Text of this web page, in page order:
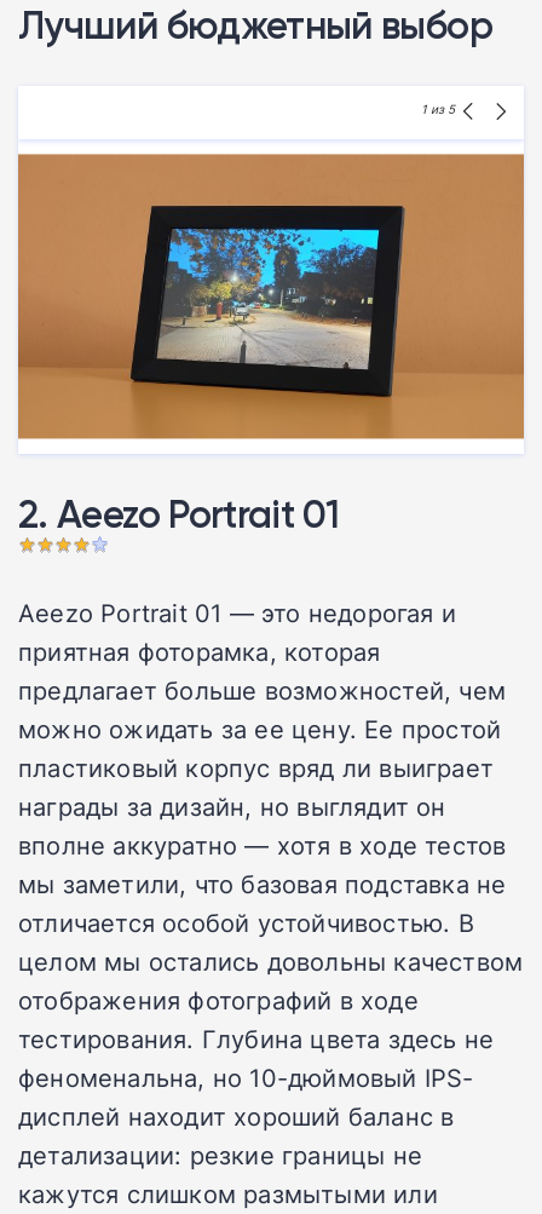
Лучший бюджетный выбор
1 из 5
2. Aeezo Portrait 01
Aeezo Portrait 01 — это недорогая и
приятная фоторамка, которая
предлагает больше возможностей, чем
можно ожидать за ее цену. Ее простой
пластиковый корпус вряд ли выиграет
награды за дизайн, но выглядит он
вполне аккуратно — хотя в ходе тестов
мы заметили, что базовая подставка не
отличается особой устойчивостью. В
целом мы остались довольны качеством
отображения фотографий в ходе
тестирования. Глубина цвета здесь не
феноменальна, но 10-дюймовый IPS-
дисплей находит хороший баланс в
детализации: резкие границы не
кажутся слишком размытыми или